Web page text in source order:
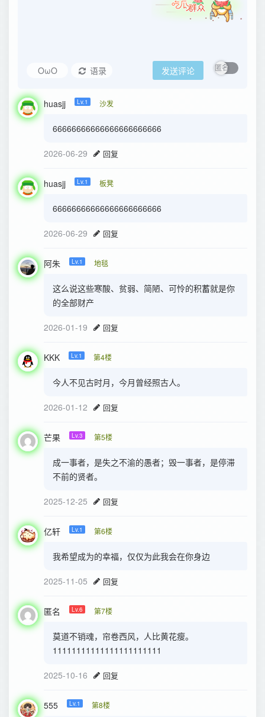
OωO 语录 发送评论
huasjj Lv.1 沙发
66666666666666666666666
2026-06-29 回复
huasjj Lv.1 板凳
66666666666666666666666
2026-06-29 回复
阿朱 Lv.1 地毯
这么说这些寒酸、贫弱、简陋、可怜的积蓄就是你
的全部财产
2026-01-19 回复
KKK Lv.1 第4楼
今人不见古时月，今月曾经照古人。
2026-01-12 回复
芒果 Lv.3 第5楼
成一事者，是失之不渝的愚者；毁一事者，是停滞
不前的贤者。
2025-12-25 回复
亿轩 Lv.1 第6楼
我希望成为的幸福，仅仅为此我会在你身边
2025-11-05 回复
匿名 Lv.6 第7楼
莫道不销魂，帘卷西风，人比黄花瘦。
11111111111111111111111
2025-10-16 回复
555 Lv.1 第8楼